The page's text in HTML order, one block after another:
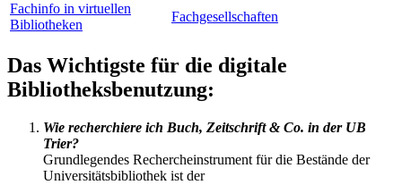
Fachinfo in virtuellen
Bibliotheken
Fachgesellschaften
Das Wichtigste für die digitale
Bibliotheksbenutzung:
Wie recherchiere ich Buch, Zeitschrift & Co. in der UB
Trier?
Grundlegendes Rechercheinstrument für die Bestände der
Universitätsbibliothek ist der